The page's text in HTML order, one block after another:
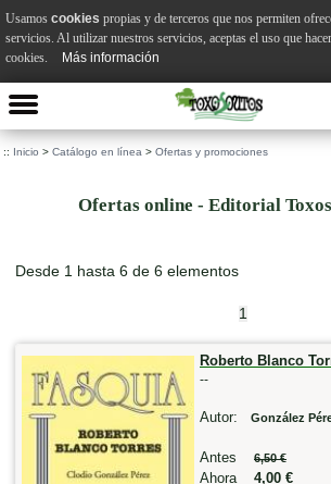
:: Inicio > Catálogo en línea > Ofertas y promociones
Ofertas online - Editorial
Desde 1 hasta 6 de 6 elementos
1
Roberto Blanco
--
Autor: González
Antes 6,50 €
Ahora 4,00 €
Usamos cookies propias y de terceros que nos permiten
servicios. Al utilizar nuestros servicios, aceptas el uso que
cookies.
Más información